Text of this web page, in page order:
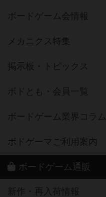
ボードゲーム会情報
メカニクス特集
掲示板・トピックス
ボドとも・会員一覧
ボードゲーム業界コラム
ボドゲーマご利用案内
ボードゲーム通販
新作・再入荷情報